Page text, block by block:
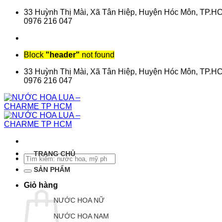
Chuyển
dung
33 Huỳnh Thị Mài, Xã Tân Hiệp, Huyện Hóc Môn,
0976 216 047
Block "header" not found
33 Huỳnh Thị Mài, Xã Tân Hiệp, Huyện Hóc Môn,
0976 216 047
Tìm
kiếm:
Giỏ hàng
TRANG CHỦ
SẢN PHẨM
NƯỚC HOA NỮ
NƯỚC HOA NAM